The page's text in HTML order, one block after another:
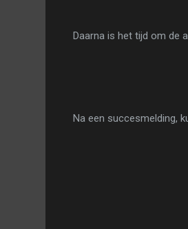
Daarna is het tijd om de
Na een succesmelding,